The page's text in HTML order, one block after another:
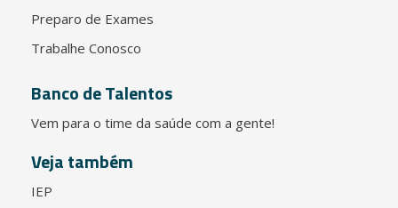
Preparo de Exames
Trabalhe Conosco
Banco de Talentos
Vem para o time da saúde com a gente!
Veja também
IEP